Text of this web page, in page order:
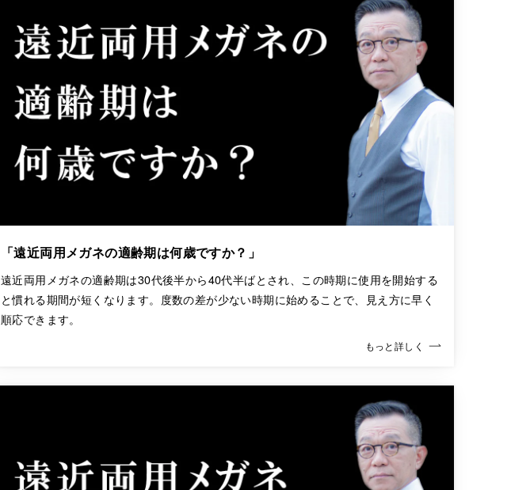
「遠近両用メガネの適齢期は何歳ですか？」
遠近両用メガネの適齢期は30代後半から40代半ばとされ、この時期に使用を開始する
と慣れる期間が短くなります。度数の差が少ない時期に始めることで、見え方に早く
順応できます。
もっと詳しく